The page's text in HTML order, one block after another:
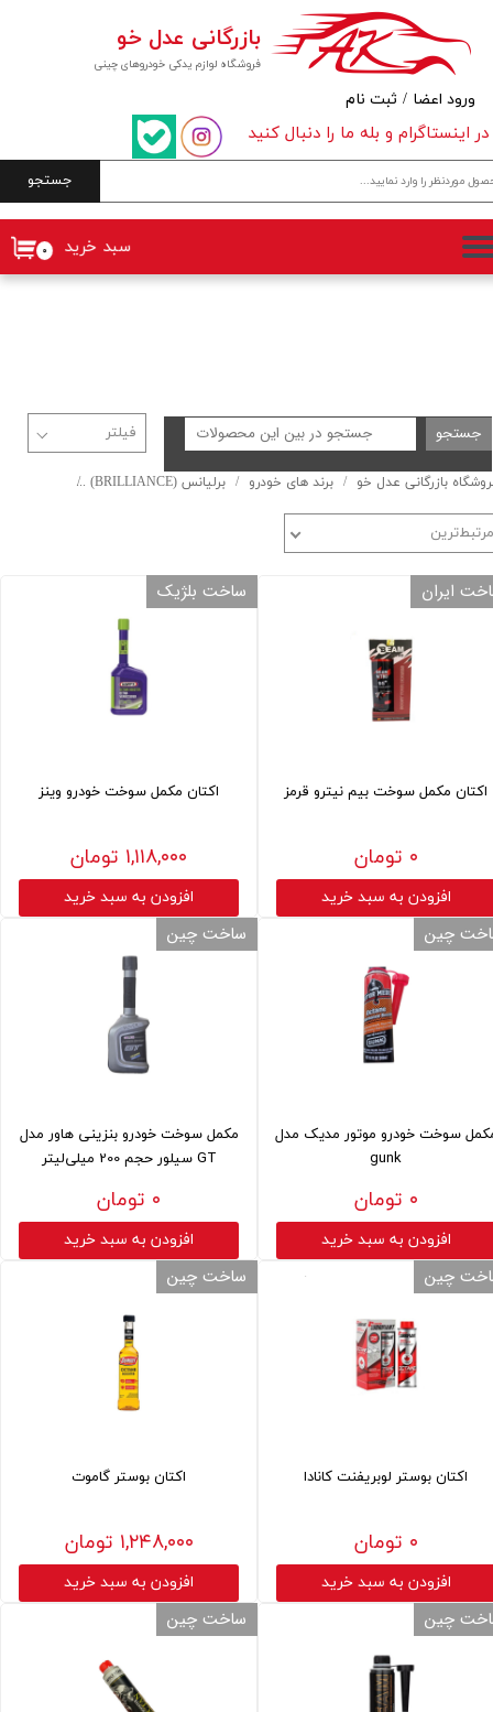
فروشگاه لوازم یدکی خودروهای چینی
بازرگانی عدل خو
جستجو
۰ سبد خرید
در اینستاگرام و بله ما را دنبال کنید
ورود اعضا / ثبت نام
حساب کاربری من
تغییر گذر واژه
سفارشات
خروج از حساب کاربری
بازرگانی عدل خو برند های خودرو برلیانس (BRILLIANCE)
مرتبط‌ترین
اکتان مکمل سوخت بیم نیترو قرمز
۰ تومان
افزودن به سبد خرید
ایران
اکتان مکمل سوخت خودرو وینز
۱,۱۱۸,۰۰۰ تومان
افزودن به سبد خرید
ساخت بلژیک
سوخت خودرو موتور مدیک مدل
gunk
۰ تومان
افزودن به سبد خرید
چین
مکمل سوخت خودرو بنزینی هاور مدل
GT سیلور حجم 200 میلی‌لیتر
۰ تومان
افزودن به سبد خرید
ساخت چین
اکتان بوستر لوبریفنت کانادا
۰ تومان
افزودن به سبد خرید
چین
اکتان بوستر گاموت
۱,۲۴۸,۰۰۰ تومان
افزودن به سبد خرید
ساخت چین
چین ساخت چین
جستجو